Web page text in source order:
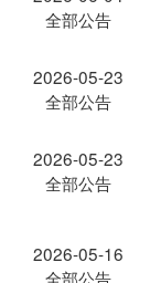
全部公告
2026-05-23
全部公告
2026-05-23
全部公告
2026-05-16
全部公告